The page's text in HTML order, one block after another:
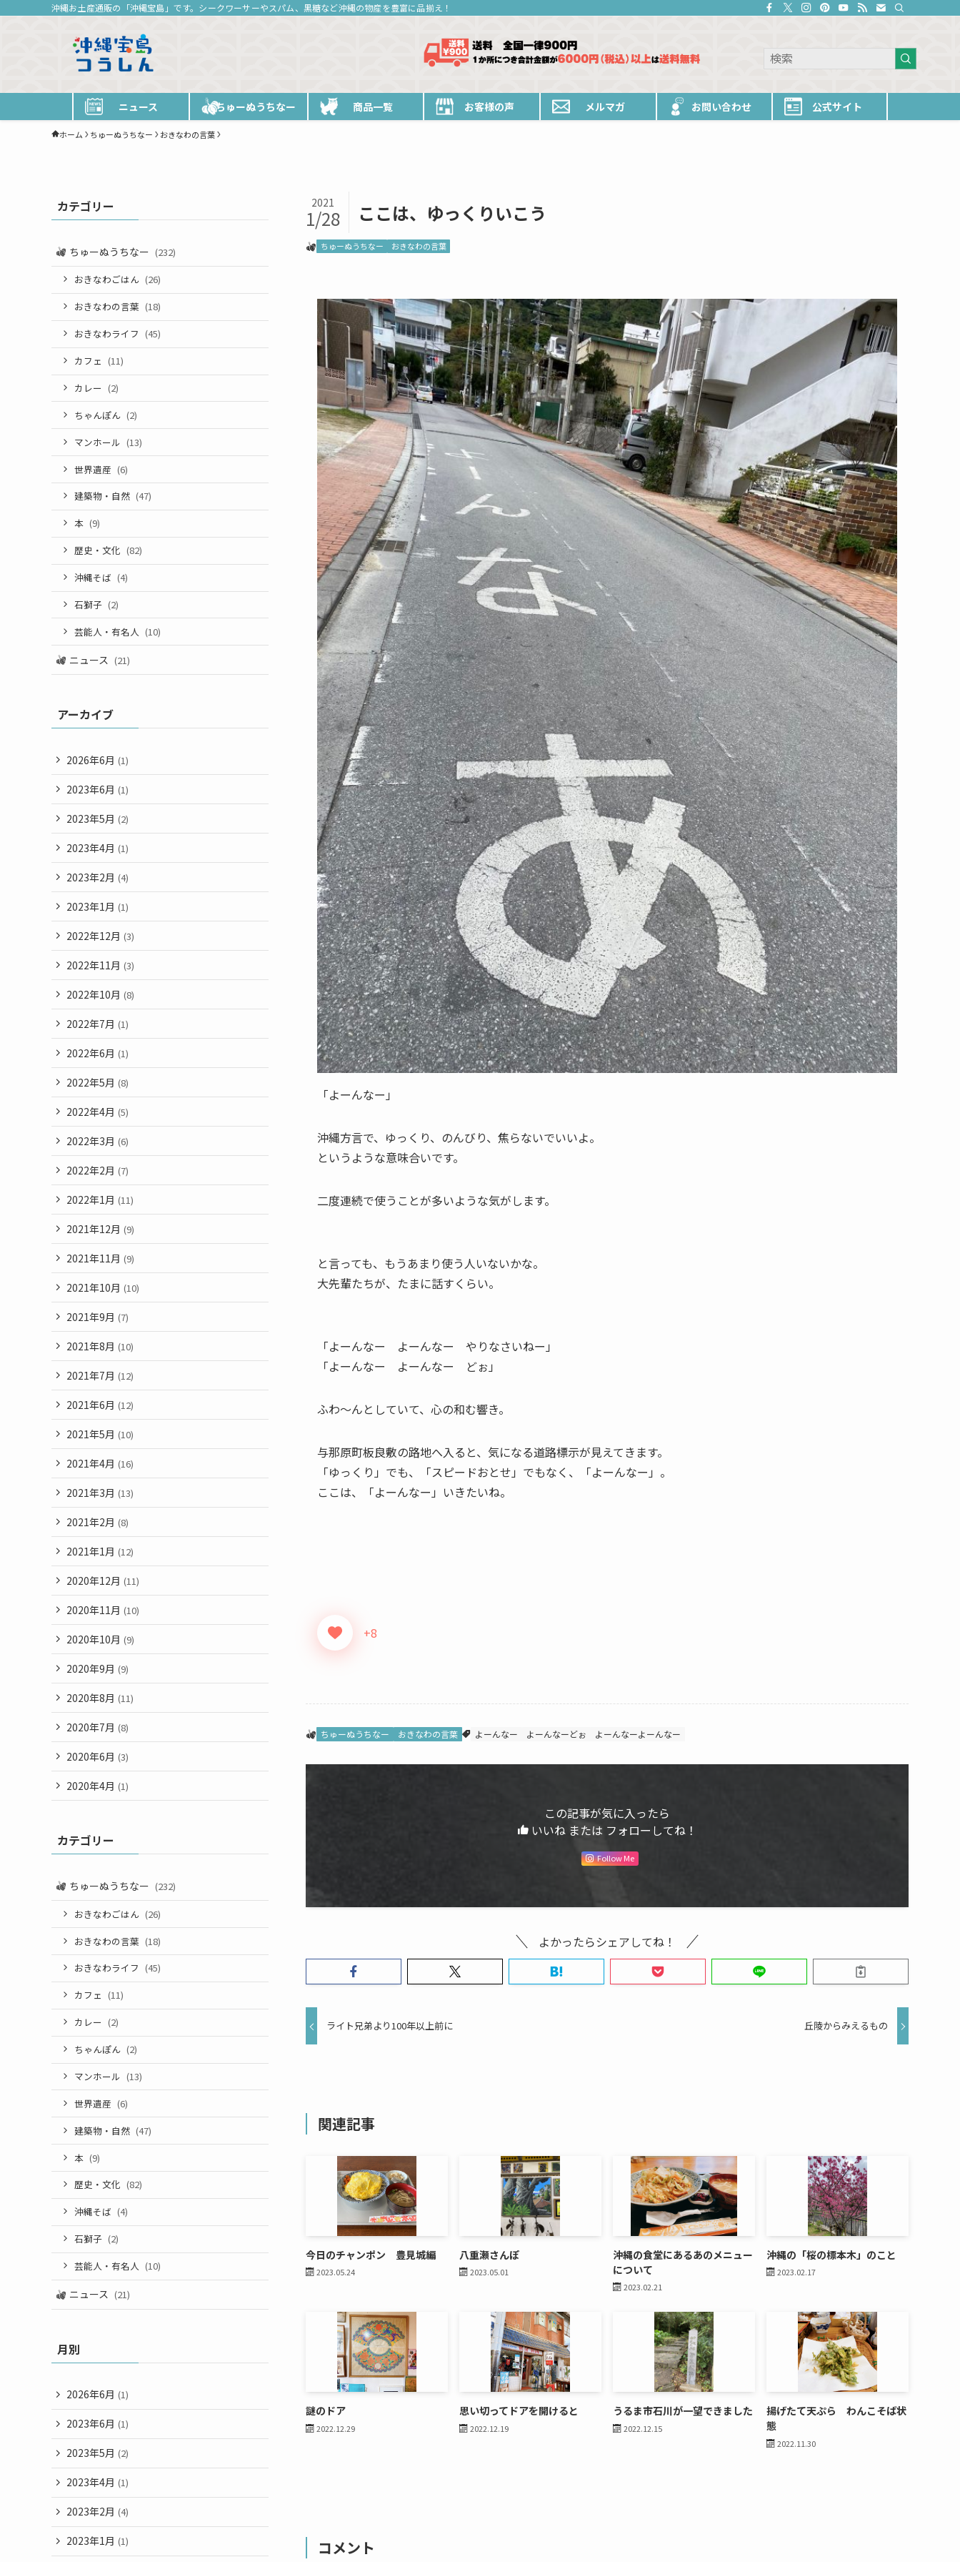
沖縄お土産通販の「沖縄宝島」です。シークワーサーやスパム、黒糖など沖縄の物産を豊富に品揃え！
ニュース ちゅーぬうちなー 商品一覧 お客様の声 メルマガ お問い合わせ 公式サイト
ホーム ちゅーぬうちなー おきなわの言葉
ここは、ゆっくりいこう
2021
1/28
ちゅーぬうちなー おきなわの言葉
「よーんなー」
沖縄方言で、ゆっくり、のんびり、焦らないでいいよ。
というような意味合いです。
二度連続で使うことが多いような気がします。
と言っても、もうあまり使う人いないかな。
大先輩たちが、たまに話すくらい。
「よーんなー よーんなー やりなさいねー」
「よーんなー よーんなー どぉ」
ふわ～んとしていて、心の和む響き。
与那原町板良敷の路地へ入ると、気になる道路標示が見えてきます。
「ゆっくり」でも、「スピードおとせ」でもなく、「よーんなー」。
ここは、「よーんなー」いきたいね。
+8
ちゅーぬうちなー おきなわの言葉 よーんなー よーんなーどぉ よーんなーよーんなー
この記事が気に入ったら
いいね または フォローしてね！
Follow Me
よかったらシェアしてね！
ライト兄弟より100年以上前に 丘陵からみえるもの
関連記事
今日のチャンポン 豊見城編
2023.05.24
八重瀬さんぽ
2023.05.01
沖縄の食堂にあるあのメニュー
について
2023.02.21
沖縄の「桜の標本木」のこと
2023.02.17
謎のドア
2022.12.29
思い切ってドアを開けると
2022.12.19
うるま市石川が一望できました
2022.12.15
揚げたて天ぷら わんこそば状
態
2022.11.30
コメント
カテゴリー
ちゅーぬうちなー (232)
おきなわごはん (26)
おきなわの言葉 (18)
おきなわライフ (45)
カフェ (11)
カレー (2)
ちゃんぽん (2)
マンホール (13)
世界遺産 (6)
建築物・自然 (47)
本 (9)
歴史・文化 (82)
沖縄そば (4)
石獅子 (2)
芸能人・有名人 (10)
ニュース (21)
アーカイブ
2026年6月 (1)
2023年6月 (1)
2023年5月 (2)
2023年4月 (1)
2023年2月 (4)
2023年1月 (1)
2022年12月 (3)
2022年11月 (3)
2022年10月 (8)
2022年7月 (1)
2022年6月 (1)
2022年5月 (8)
2022年4月 (5)
2022年3月 (6)
2022年2月 (7)
2022年1月 (11)
2021年12月 (9)
2021年11月 (9)
2021年10月 (10)
2021年9月 (7)
2021年8月 (10)
2021年7月 (12)
2021年6月 (12)
2021年5月 (10)
2021年4月 (16)
2021年3月 (13)
2021年2月 (8)
2021年1月 (12)
2020年12月 (11)
2020年11月 (10)
2020年10月 (9)
2020年9月 (9)
2020年8月 (11)
2020年7月 (8)
2020年6月 (3)
2020年4月 (1)
カテゴリー
ちゅーぬうちなー (232)
おきなわごはん (26)
おきなわの言葉 (18)
おきなわライフ (45)
カフェ (11)
カレー (2)
ちゃんぽん (2)
マンホール (13)
世界遺産 (6)
建築物・自然 (47)
本 (9)
歴史・文化 (82)
沖縄そば (4)
石獅子 (2)
芸能人・有名人 (10)
ニュース (21)
月別
2026年6月 (1)
2023年6月 (1)
2023年5月 (2)
2023年4月 (1)
2023年2月 (4)
2023年1月 (1)